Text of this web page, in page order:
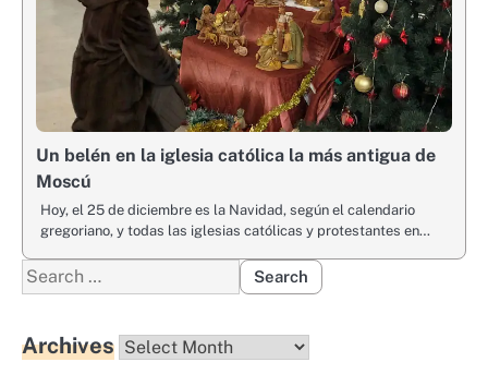
Un belén en la iglesia católica la más antigua de
Moscú
Hoy, el 25 de diciembre es la Navidad, según el calendario
gregoriano, y todas las iglesias católicas y protestantes en…
Search
for:
Archives Archives